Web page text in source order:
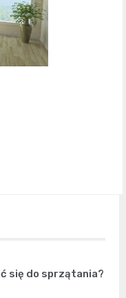
się do sprzątania?